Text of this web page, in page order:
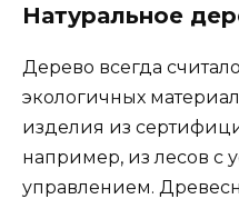
Натуральное
Дерево всегда
экологичных
изделия из
например, из лесов с
управлением.